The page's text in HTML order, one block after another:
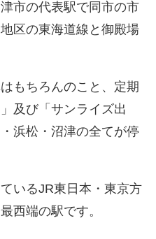
市の代表駅で同市の市
区の東海道線と御殿場
もちろんのこと、定期
及び「サンライズ出
浜松・沼津の全てが停
いるJR東日本・東京方
西端の駅です。